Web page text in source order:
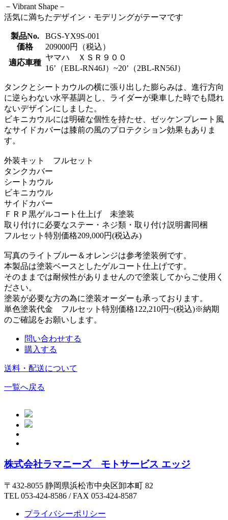
－Vibrant Shape－
活気に満ちたデザイン・モデリングがテーマです
製品No.
BGS-YX9S-001
価格
209000円（税込）
適応車種
ヤマハ ＸＳＲ９００
16’（EBL-RN46J）~20’（2BL-RN56J）
タンクとシートカウルの横に張り出した膨らみは、進行方向
に逆らわない水平基調とし、ライダーが乗車した時でも隠れ
ないデザインにしました。
ビキニカウルには明確な個性を持たせ、ゼッケンプレート風
なサイドカバーは膝前の風のプロテクション効果もありま
す。
外装キット フルセット
タンクカバー
シートカウル
ビキニカウル
サイドカバー
ＦＲＰ黒ゲルコート仕上げ 未塗装
取り付けに必要なステー・ネジ類・取り付け説明書同梱
フルセット特別価格209,000円(税込み)
写真のライトブルー＆オレンジは参考塗装例です。
本製品は塗装ベースとしたゲルコート仕上げです。
そのままでは耐候性がありませんので塗装してからご使用く
ださい。
塗装が必要な方の為に塗装オーダーも承っております。
単色塗装代金 フルセット特別価格122,210円~(税込)※納期
のご確認をお願いします。
問い合わせする
購入する
送料・配送について
一覧へ戻る
株式会社ラマニーズ モトサービス エッジ
〒432-8055 静岡県浜松市中央区卸本町 82
TEL 053-424-8586 / FAX 053-424-8587
プライバシーポリシー